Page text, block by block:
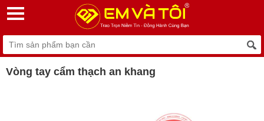
Vòng tay cẩm thạch an khang